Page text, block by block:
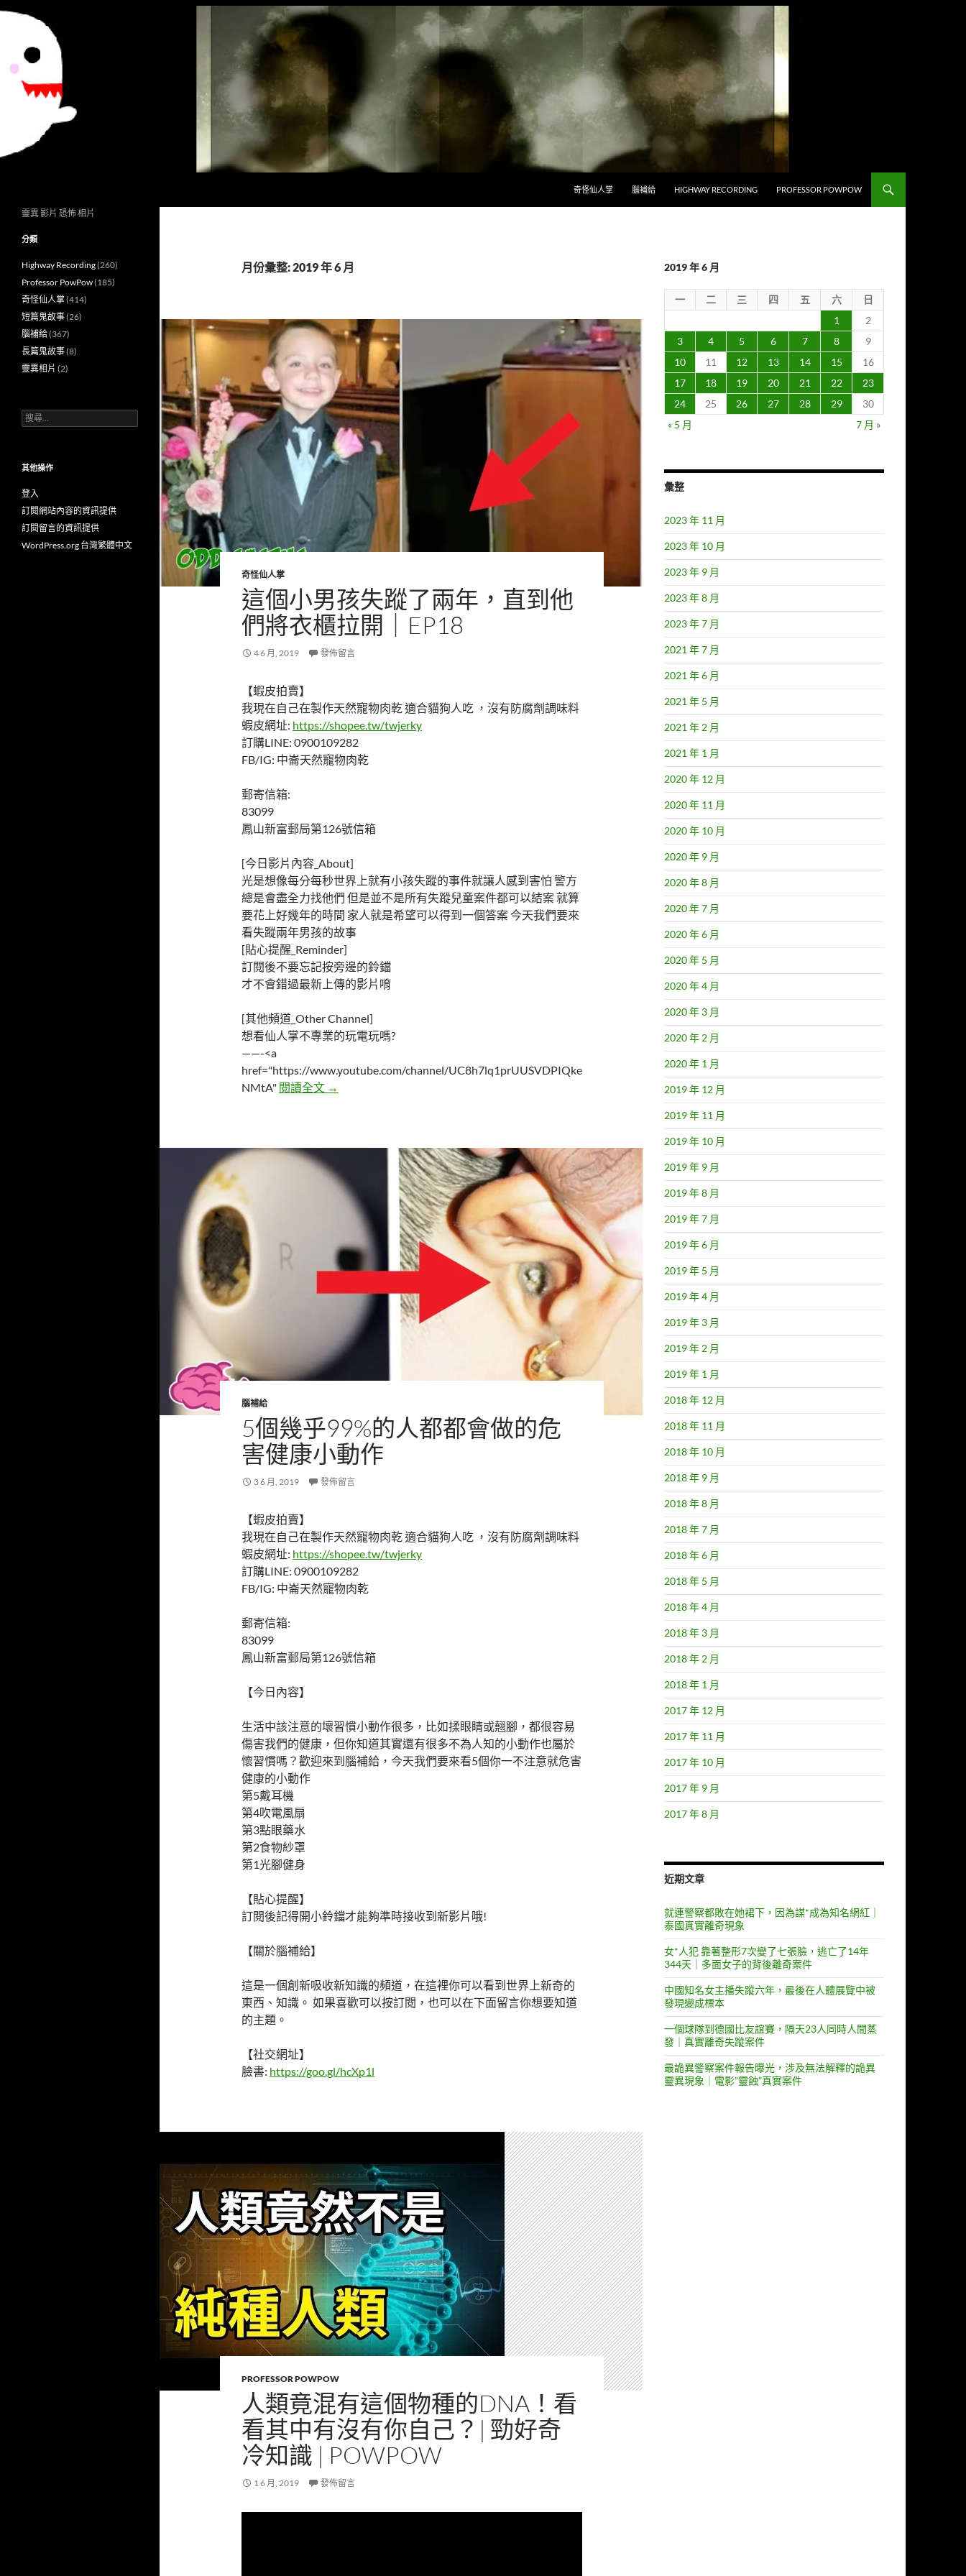
奇怪仙人掌
腦補給 HIGHWAY RECORDING PROFESSOR POWPOW
月份彙整: 2019 年 6 月
奇怪仙人掌
這個小男孩失蹤了兩年，直到他
們將衣櫃拉開｜EP18
4 6 月, 2019 發佈留言
【蝦皮拍賣】
我現在自己在製作天然寵物肉乾 適合貓狗人吃 ，沒有防腐劑調味料
蝦皮網址: https://shopee.tw/twjerky
訂購LINE: 0900109282
FB/IG: 中崙天然寵物肉乾
郵寄信箱:
83099
鳳山新富郵局第126號信箱
[今日影片內容_About]
光是想像每分每秒世界上就有小孩失蹤的事件就讓人感到害怕 警方
總是會盡全力找他們 但是並不是所有失蹤兒童案件都可以結案 就算
要花上好幾年的時間 家人就是希望可以得到一個答案 今天我們要來
看失蹤兩年男孩的故事
[貼心提醒_Reminder]
訂閱後不要忘記按旁邊的鈴鐺
才不會錯過最新上傳的影片唷
[其他頻道_Other Channel]
想看仙人掌不專業的玩電玩嗎?
——-<a
href="https://www.youtube.com/channel/UC8h7lq1prUUSVDPIQke
NMtA" 閱讀全文 這個小男孩失蹤了兩年，直到他們將衣櫃拉開｜Ep18
→
腦補給
5個幾乎99%的人都都會做的危
害健康小動作
3 6 月, 2019 發佈留言
【蝦皮拍賣】
我現在自己在製作天然寵物肉乾 適合貓狗人吃 ，沒有防腐劑調味料
蝦皮網址: https://shopee.tw/twjerky
訂購LINE: 0900109282
FB/IG: 中崙天然寵物肉乾
郵寄信箱:
83099
鳳山新富郵局第126號信箱
【今日內容】
生活中該注意的壞習慣小動作很多，比如揉眼睛或翹腳，都很容易
傷害我們的健康，但你知道其實還有很多不為人知的小動作也屬於
懷習慣嗎？歡迎來到腦補給，今天我們要來看5個你一不注意就危害
健康的小動作
第5戴耳機
第4吹電風扇
第3點眼藥水
第2食物紗罩
第1光腳健身
【貼心提醒】
訂閱後記得開小鈴鐺才能夠準時接收到新影片哦!
【關於腦補給】
這是一個創新吸收新知識的頻道，在這裡你可以看到世界上新奇的
東西、知識。 如果喜歡可以按訂閱，也可以在下面留言你想要知道
的主題。
【社交網址】
臉書: https://goo.gl/hcXp1l
PROFESSOR POWPOW
人類竟混有這個物種的DNA！看
看其中有沒有你自己？| 勁好奇
冷知識 | POWPOW
1 6 月, 2019 發佈留言
2019 年 6 月
一 二 三 四 五 六
日
1
2
3
4 5 6 7 8
9
10
11 12 13 14 15
16
17
18 19 20 21 22
23
24
25 26 27 28 29
30
« 5 月
7 月 »
彙整
2023 年 11 月
2023 年 10 月
2023 年 9 月
2023 年 8 月
2023 年 7 月
2021 年 7 月
2021 年 6 月
2021 年 5 月
2021 年 2 月
2021 年 1 月
2020 年 12 月
2020 年 11 月
2020 年 10 月
2020 年 9 月
2020 年 8 月
2020 年 7 月
2020 年 6 月
2020 年 5 月
2020 年 4 月
2020 年 3 月
2020 年 2 月
2020 年 1 月
2019 年 12 月
2019 年 11 月
2019 年 10 月
2019 年 9 月
2019 年 8 月
2019 年 7 月
2019 年 6 月
2019 年 5 月
2019 年 4 月
2019 年 3 月
2019 年 2 月
2019 年 1 月
2018 年 12 月
2018 年 11 月
2018 年 10 月
2018 年 9 月
2018 年 8 月
2018 年 7 月
2018 年 6 月
2018 年 5 月
2018 年 4 月
2018 年 3 月
2018 年 2 月
2018 年 1 月
2017 年 12 月
2017 年 11 月
2017 年 10 月
2017 年 9 月
2017 年 8 月
近期文章
就連警察都敗在她裙下，因為謀*成為知名網紅｜
泰國真實離奇現象
女*人犯 靠著整形7次變了七張臉，逃亡了14年
344天｜多面女子的背後離奇案件
中國知名女主播失蹤六年，最後在人體展覽中被
發現變成標本
一個球隊到德國比友誼賽，隔天23人同時人間蒸
發｜真實離奇失蹤案件
最詭異警察案件報告曝光，涉及無法解釋的詭異
靈異現象｜電影”靈蝕”真實案件
靈異 影片 恐怖 相片
分類
Highway Recording(260)
Professor PowPow(185)
奇怪仙人掌(414)
短篇鬼故事(26)
腦補給(367)
長篇鬼故事(8)
靈異相片 (2)
搜
尋
字:
其他操作
登入
訂閱網站內容的資訊提供
訂閱留言的資訊提供
WordPress.org 台灣繁體中文